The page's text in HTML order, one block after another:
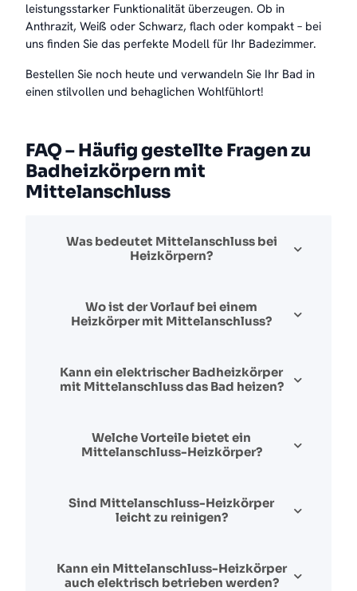
leistungsstarker Funktionalität überzeugen. Ob in
Anthrazit, Weiß oder Schwarz, flach oder kompakt – bei
uns finden Sie das perfekte Modell für Ihr Badezimmer.
Bestellen Sie noch heute und verwandeln Sie Ihr Bad in
einen stilvollen und behaglichen Wohlfühlort!
FAQ – Häufig gestellte Fragen zu
Badheizkörpern mit
Mittelanschluss
Was bedeutet Mittelanschluss bei
Heizkörpern?
Wo ist der Vorlauf bei einem
Heizkörper mit Mittelanschluss?
Kann ein elektrischer Badheizkörper
mit Mittelanschluss das Bad heizen?
Welche Vorteile bietet ein
Mittelanschluss-Heizkörper?
Sind Mittelanschluss-Heizkörper
leicht zu reinigen?
Kann ein Mittelanschluss-Heizkörper
auch elektrisch betrieben werden?